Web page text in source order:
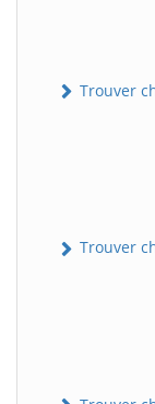
Trouver
Trouver